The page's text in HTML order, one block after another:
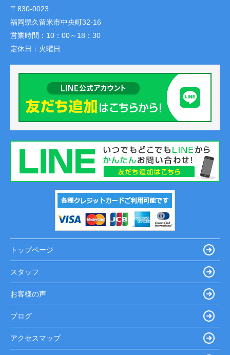
〒830-0023
福岡県久留米市中央町32-16
営業時間： 10：00～18：30
定休日： 火曜日
トップページ
スタッフ
お客様の声
ブログ
アクセスマップ